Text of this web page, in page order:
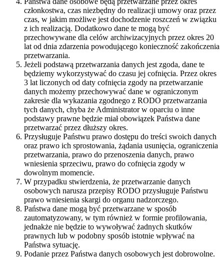
członkostwa, czas niezbędny do realizacji umowy oraz przez
czas, w jakim możliwe jest dochodzenie roszczeń w związku
z ich realizacją. Dodatkowo dane te mogą być
przechowywane dla celów archiwizacyjnych przez okres 20
lat od dnia zdarzenia powodującego konieczność zakończenia
przetwarzania.
Jeżeli podstawą przetwarzania danych jest zgoda, dane te
będziemy wykorzystywać do czasu jej cofnięcia. Przez okres
3 lat liczonych od daty cofnięcia zgody na przetwarzanie
danych możemy przechowywać dane w ograniczonym
zakresie dla wykazania zgodnego z RODO przetwarzania
tych danych, chyba że Administrator w oparciu o inne
podstawy prawne będzie miał obowiązek Państwa dane
przetwarzać przez dłuższy okres.
Przysługuje Państwu prawo dostępu do treści swoich danych
oraz prawo ich sprostowania, żądania usunięcia, ograniczenia
przetwarzania, prawo do przenoszenia danych, prawo
wniesienia sprzeciwu, prawo do cofnięcia zgody w
dowolnym momencie.
W przypadku stwierdzenia, że przetwarzanie danych
osobowych narusza przepisy RODO przysługuje Państwu
prawo wniesienia skargi do organu nadzorczego.
Państwa dane mogą być przetwarzane w sposób
zautomatyzowany, w tym również w formie profilowania,
jednakże nie będzie to wywoływać żadnych skutków
prawnych lub w podobny sposób istotnie wpływać na
Państwa sytuację.
Podanie przez Państwa danych osobowych jest dobrowolne.